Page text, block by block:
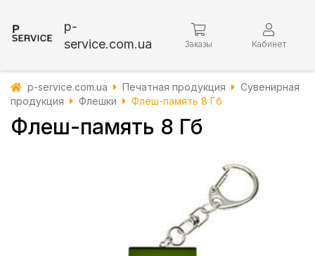
p-
service.com.ua
Заказы Кабинет
p-service.com.ua Печатная продукция
Сувенирная
продукция
Флешки Флеш-память 8 Гб
Флеш-память 8 Гб